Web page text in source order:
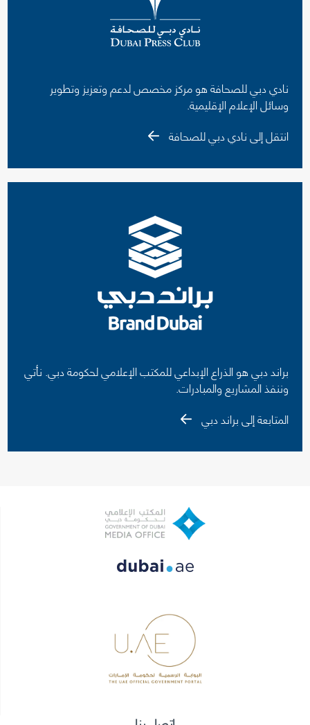
نادي دبي للصحافة هو مركز مخصص لدعم وتعزيز وتطوير
وسائل الإعلام الإقليمية.
انتقل إلى نادي دبي للصحافة
براند دبي هو الذراع الإبداعي للمكتب الإعلامي لحكومة دبي. نأتي
وننفذ المشاريع والمبادرات.
المتابعة إلى براند دبي